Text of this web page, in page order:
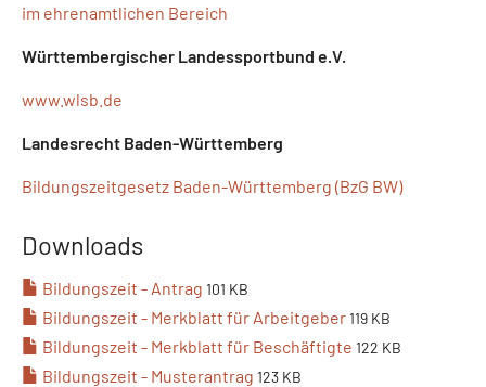
im ehrenamtlichen Bereich
Württembergischer Landessportbund e.V.
www.wlsb.de
Landesrecht Baden-Württemberg
Bildungszeitgesetz Baden-Württemberg (BzG BW)
Downloads
Bildungszeit - Antrag 101 KB
Bildungszeit - Merkblatt für Arbeitgeber119 KB
Bildungszeit - Merkblatt für Beschäftigte 122 KB
Bildungszeit - Musterantrag 123 KB